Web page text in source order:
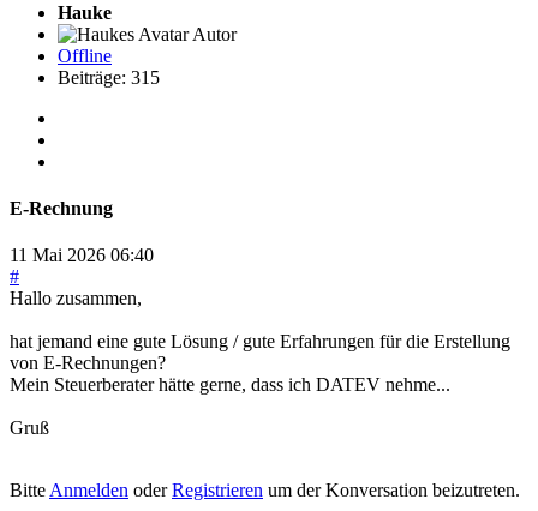
Hauke
Autor
Offline
Beiträge: 315
E-Rechnung
11 Mai 2026 06:40
#
Hallo zusammen,
hat jemand eine gute Lösung / gute Erfahrungen für die Erstellung
von E-Rechnungen?
Mein Steuerberater hätte gerne, dass ich DATEV nehme...
Gruß
BitteAnmelden oderRegistrieren um der Konversation beizutreten.